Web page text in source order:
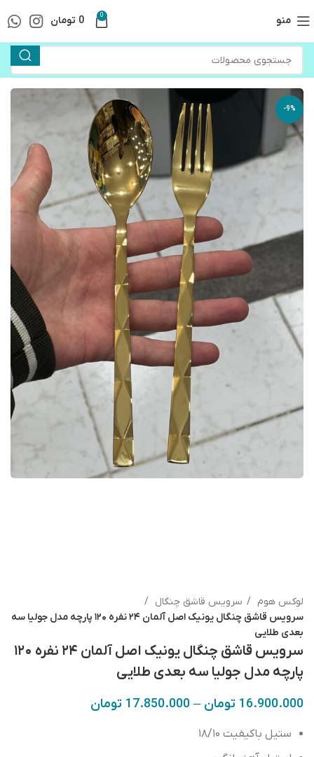
منو 0
0 تومان
-9%
لوکس هوم
سرویس قاشق چنگال
سرویس قاشق چنگال یونیک اصل آلمان ۲۴ نفره ۱۲۰ پارچه مدل‌ جولیا سه
بعدی‌ طلایی
سرویس قاشق چنگال یونیک اصل آلمان ۲۴ نفره ۱۲۰
پارچه مدل‌ جولیا سه بعدی‌ طلایی
16.900.000 تومان –
17.850.000 تومان
ستیل باکیفیت ۱۸/۱۰